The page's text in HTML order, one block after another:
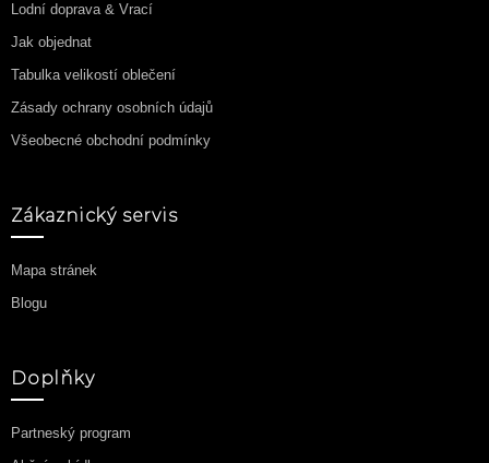
Lodní doprava & Vrací
Jak objednat
Tabulka velikostí oblečení
Zásady ochrany osobních údajů
Všeobecné obchodní podmínky
Zákaznický servis
Mapa stránek
Blogu
Doplňky
Partneský program